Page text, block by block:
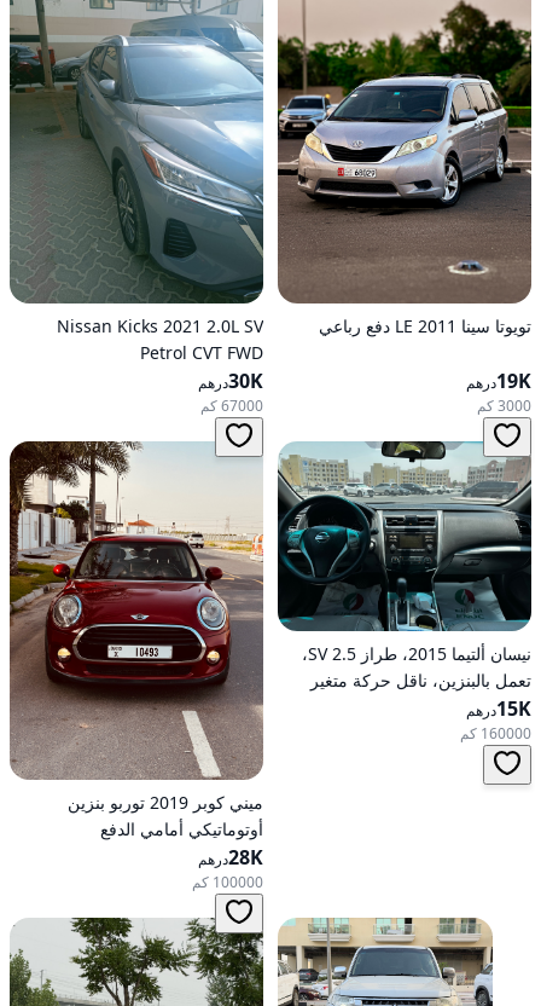
تويوتا سينا 2011 LE دفع رباعي
19Kدرهم
3000 كم
Nissan Kicks 2021 2.0L SV
Petrol CVT FWD
30Kدرهم
67000 كم
نيسان ألتيما 2015، طراز 2.5 SV،
تعمل بالبنزين، ناقل حركة متغير
مستمر (CVT)، دفع أمامي
15Kدرهم
160000 كم
ميني كوبر 2019 توربو بنزين
أوتوماتيكي أمامي الدفع
28Kدرهم
100000 كم